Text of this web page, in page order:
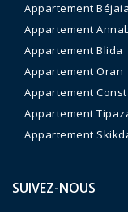
Appartement Béjaia
Appartement
Appartement Blida
Appartement Oran
Appartement
Appartement
Appartement
SUIVEZ-NOUS